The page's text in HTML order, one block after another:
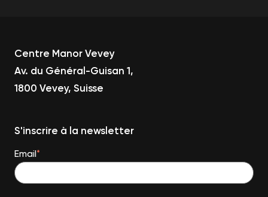
Centre Manor Vevey
Av. du Général-Guisan 1,
1800 Vevey, Suisse
S'inscrire à la newsletter
Email*